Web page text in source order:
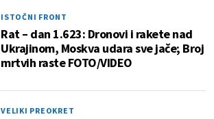
ISTOČNI FRONT
Rat – dan 1.623: Dronovi i rakete nad
Ukrajinom, Moskva udara sve jače; Broj
mrtvih raste FOTO/VIDEO
VELIKI PREOKRET